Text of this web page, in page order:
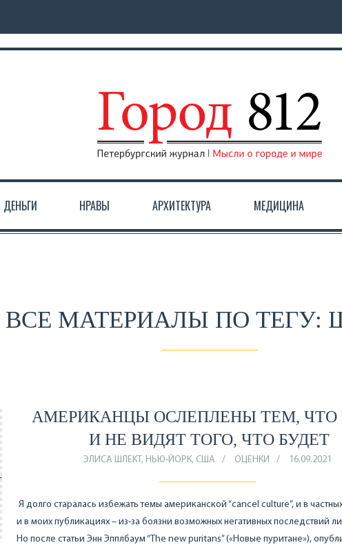
ДЕНЬГИ НРАВЫ АРХИТЕКТУРА МЕДИЦИНА
ВСЕ МАТЕРИАЛЫ ПО ТЕГУ:
АМЕРИКАНЦЫ ОСЛЕПЛЕНЫ ТЕМ, ЧТО
И НЕ ВИДЯТ ТОГО, ЧТО БУДЕТ
ЭЛИСА ШЛЕКТ, НЬЮ-ЙОРК, США ОЦЕНКИ 16.09.2021
Я долго старалась избежать темы американской “cancel culture”, и в
и в моих публикациях – из-за боязни возможных негативных последствий
Но после статьи Энн Эпплбаум “The new puritans” («Новые пуритане»),